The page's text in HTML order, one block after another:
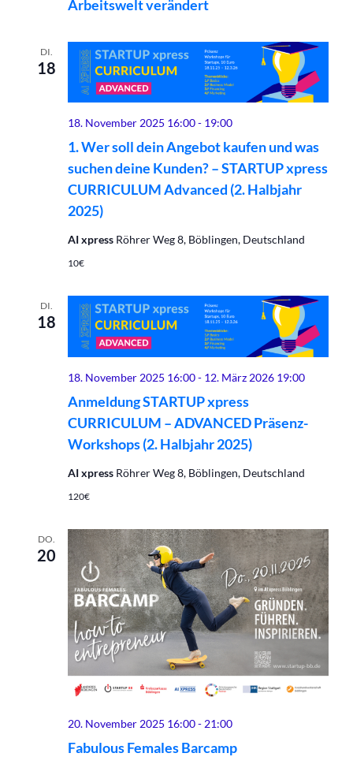
Arbeitswelt verändert
DI.
18
1. Wer soll dein Angebot kaufen und was
suchen deine Kunden? – STARTUP xpress
CURRICULUM Advanced (2. Halbjahr
2025)
18. November 2025 16:00- 19:00
AI xpress Röhrer Weg 8, Böblingen, Deutschland
10€
DI.
18
Anmeldung STARTUP xpress
CURRICULUM – ADVANCED Präsenz-
Workshops (2. Halbjahr 2025)
18. November 2025 16:00- 12. März 2026 19:00
AI xpress Röhrer Weg 8, Böblingen, Deutschland
120€
DO.
20
Fabulous Females Barcamp
20. November 2025 16:00- 21:00